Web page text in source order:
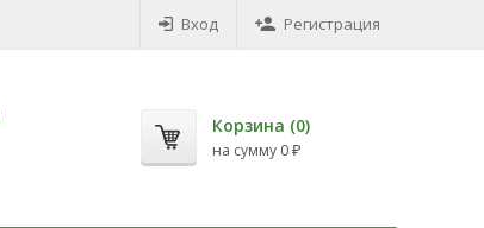
Вход Регистрация
Корзина (0)
на сумму 0 ₽